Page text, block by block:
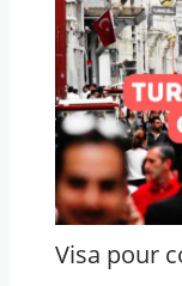
Visa pour